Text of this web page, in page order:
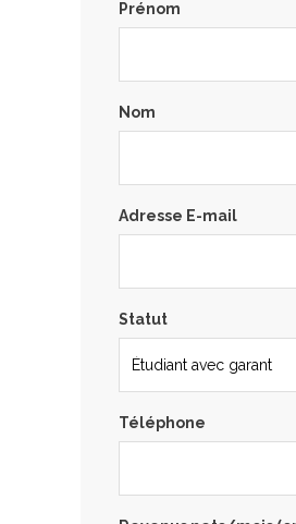
Prénom
Nom
Adresse E-mail
Statut
Téléphone